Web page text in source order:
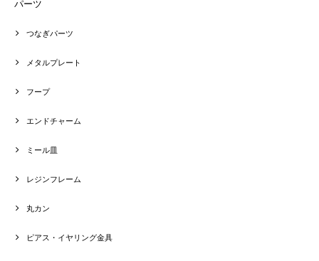
パーツ
つなぎパーツ
メタルプレート
フープ
エンドチャーム
ミール皿
レジンフレーム
丸カン
ピアス・イヤリング金具